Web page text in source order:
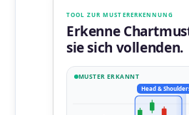
TOOL ZUR MUSTERERKENNUNG
Erkenne
sie sich vollenden.
MUSTER ERKANNT
Head &